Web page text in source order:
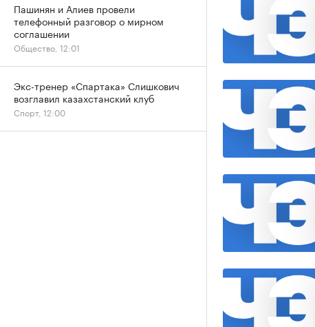
Пашинян и Алиев провели
телефонный разговор о мирном
соглашении
Общество, 12:01
Экс-тренер «Спартака» Слишкович
возглавил казахстанский клуб
Спорт, 12:00